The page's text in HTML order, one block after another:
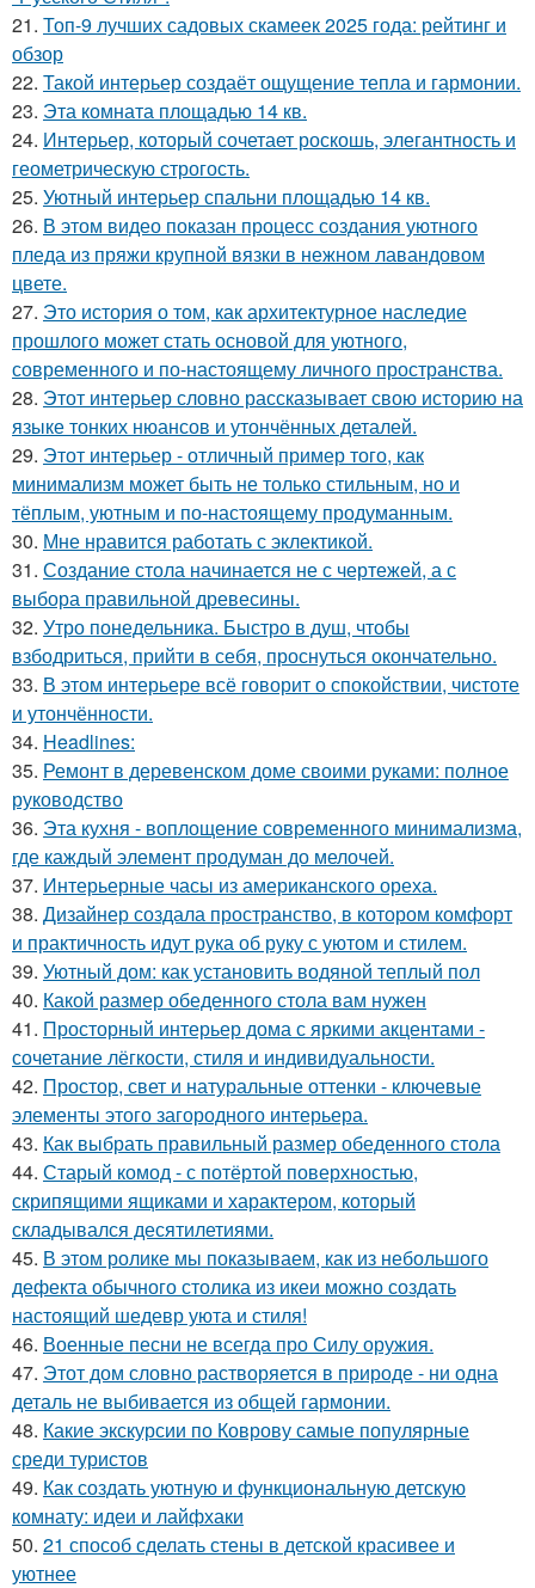
21. Топ-9 лучших садовых скамеек 2025 года: рейтинг и
обзор
22. Такой интерьер создаёт ощущение тепла и гармонии.
23. Эта комната площадью 14 кв.
24. Интерьер, который сочетает роскошь, элегантность и
геометрическую строгость.
25. Уютный интерьер спальни площадью 14 кв.
26. В этом видео показан процесс создания уютного
пледа из пряжи крупной вязки в нежном лавандовом
цвете.
27. Это история о том, как архитектурное наследие
прошлого может стать основой для уютного,
современного и по-настоящему личного пространства.
28. Этот интерьер словно рассказывает свою историю на
языке тонких нюансов и утончённых деталей.
29. Этот интерьер - отличный пример того, как
минимализм может быть не только стильным, но и
тёплым, уютным и по-настоящему продуманным.
30. Мне нравится работать с эклектикой.
31. Создание стола начинается не с чертежей, а с
выбора правильной древесины.
32. Утро понедельника. Быстро в душ, чтобы
взбодриться, прийти в себя, проснуться окончательно.
33. В этом интерьере всё говорит о спокойствии, чистоте
и утончённости.
34. Headlines:
35. Ремонт в деревенском доме своими руками: полное
руководство
36. Эта кухня - воплощение современного минимализма,
где каждый элемент продуман до мелочей.
37. Интерьерные часы из американского ореха.
38. Дизайнер создала пространство, в котором комфорт
и практичность идут рука об руку с уютом и стилем.
39. Уютный дом: как установить водяной теплый пол
40. Какой размер обеденного стола вам нужен
41. Просторный интерьер дома с яркими акцентами -
сочетание лёгкости, стиля и индивидуальности.
42. Простор, свет и натуральные оттенки - ключевые
элементы этого загородного интерьера.
43. Как выбрать правильный размер обеденного стола
44. Старый комод - с потёртой поверхностью,
скрипящими ящиками и характером, который
складывался десятилетиями.
45. В этом ролике мы показываем, как из небольшого
дефекта обычного столика из икеи можно создать
настоящий шедевр уюта и стиля!
46. Военные песни не всегда про Силу оружия.
47. Этот дом словно растворяется в природе - ни одна
деталь не выбивается из общей гармонии.
48. Какие экскурсии по Коврову самые популярные
среди туристов
49. Как создать уютную и функциональную детскую
комнату: идеи и лайфхаки
50. 21 способ сделать стены в детской красивее и
уютнее